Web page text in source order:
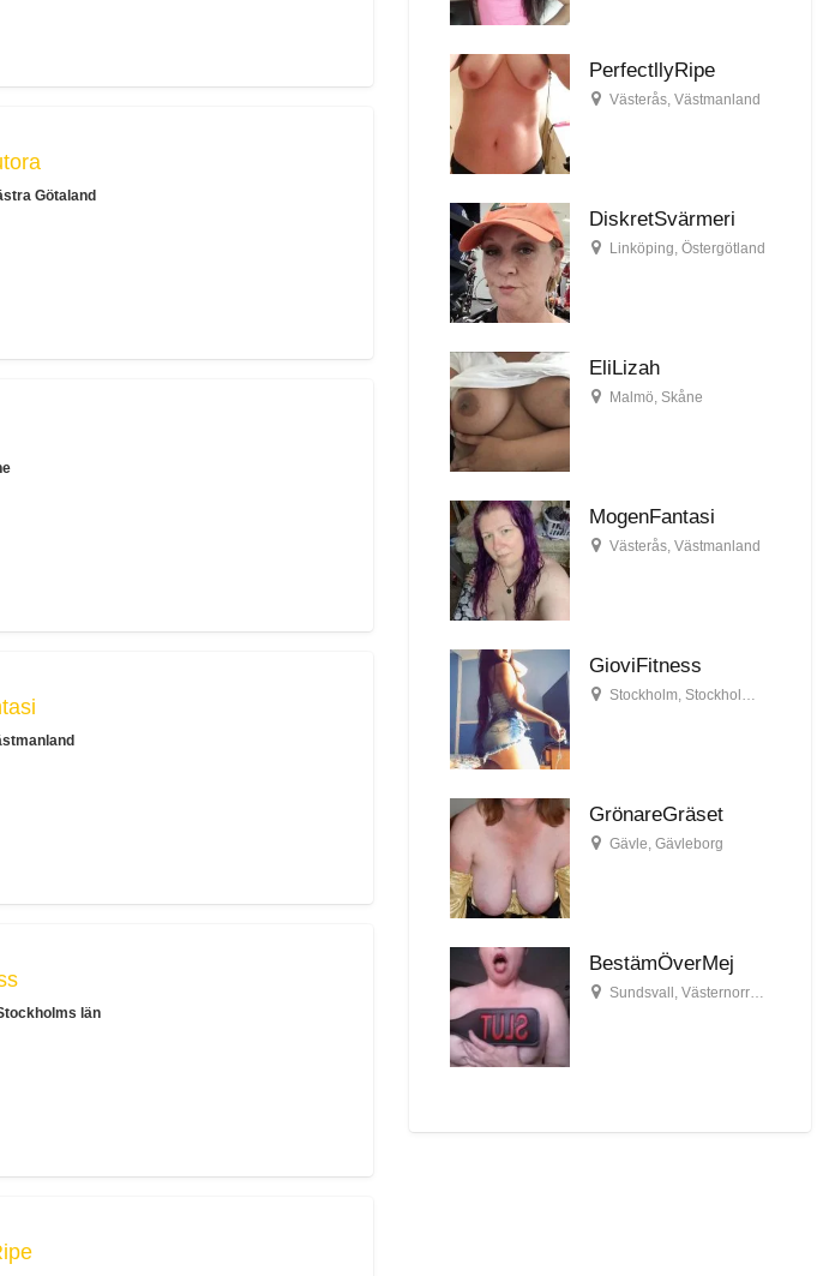
Götaland
län
PerfectllyRipe
Västerås, Västmanland
DiskretSvärmeri
Linköping, Östergötland
EliLizah
Malmö, Skåne
MogenFantasi
Västerås, Västmanland
GioviFitness
Stockholm, Stockholms län
GrönareGräset
Gävle, Gävleborg
BestämÖverMej
Sundsvall , Västernorrlands